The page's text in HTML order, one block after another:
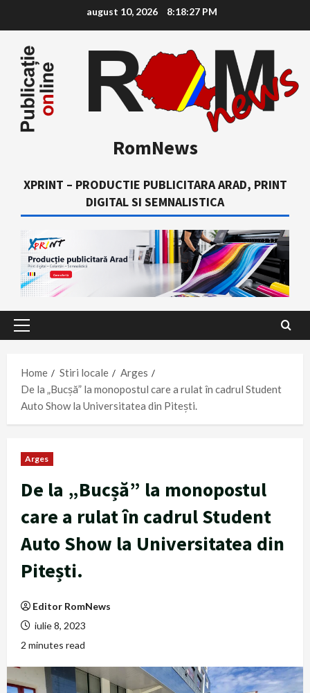
content
august 10, 2026 8:18:28 PM
RomNews
XPRINT – PRODUCTIE PUBLICITARA ARAD, PRINT
DIGITAL SI SEMNALISTICA
Primary
Home
Stiri locale
Arges
De la „Bucșă” la monopostul care a rulat în cadrul Student
Auto Show la Universitatea din Pitești.
Arges
De la „Bucșă” la monopostul
care a rulat în cadrul Student
Auto Show la Universitatea din
Pitești.
Editor RomNews
iulie 8, 2023
2 minutes read